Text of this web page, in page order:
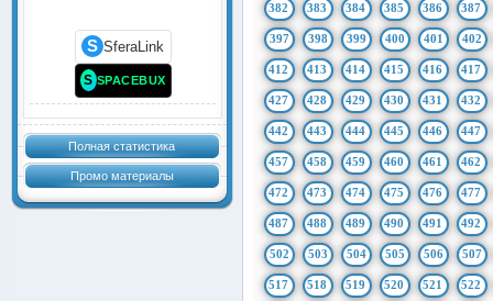
S SferaLink
S SPACEBUX
Полная статистика
Промо материалы
382 383 384 385 386 387
397 398 399 400 401 402
412 413 414 415 416 417
427 428 429 430 431 432
442 443 444 445 446 447
457 458 459 460 461 462
472 473 474 475 476 477
487 488 489 490 491 492
502 503 504 505 506 507
517 518 519 520 521 522